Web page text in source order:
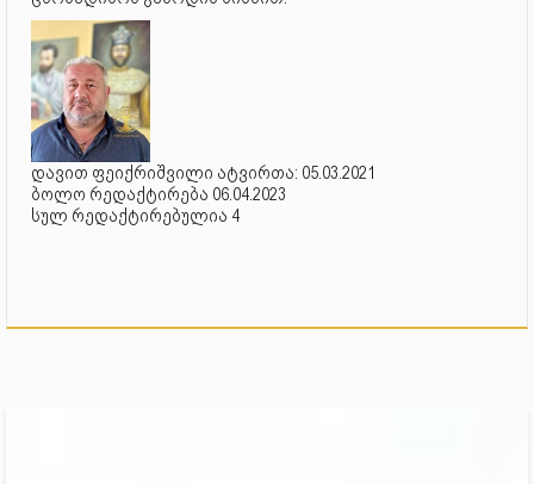
დავით ფეიქრიშვილი ატვირთა: 05.03.2021
ბოლო რედაქტირება 06.04.2023
სულ რედაქტირებულია 4